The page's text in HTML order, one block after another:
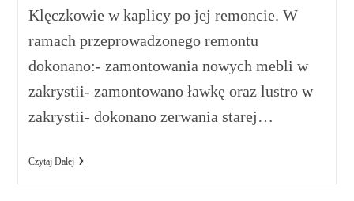
Klęczkowie w kaplicy po jej remoncie. W
ramach przeprowadzonego remontu
dokonano:- zamontowania nowych mebli w
zakrystii- zamontowano ławkę oraz lustro w
zakrystii- dokonano zerwania starej…
Czytaj Dalej